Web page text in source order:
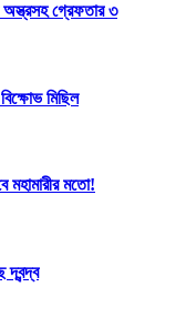
অস্ত্রসহ গ্রেফতার ৩
মিছিল
মহামারীর মতো!
দ্বন্দ্ব